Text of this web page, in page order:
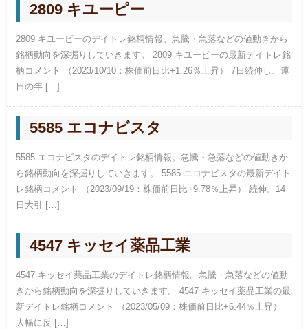
2809 キユーピー
2809 キユーピーのデイトレ銘柄情報。急騰・急落などの値動きから
銘柄動向を深掘りしていきます。 2809 キユーピーの最新デイトレ銘
柄コメント （2023/10/10：株価前日比+1.26％上昇） 7日続伸し、連
日の年 […]
5585 エコナビスタ
5585 エコナビスタのデイトレ銘柄情報。急騰・急落などの値動きか
ら銘柄動向を深掘りしていきます。 5585 エコナビスタの最新デイト
レ銘柄コメント （2023/09/19：株価前日比+9.78％上昇） 続伸。14
日大引 […]
4547 キッセイ薬品工業
4547 キッセイ薬品工業のデイトレ銘柄情報。急騰・急落などの値動
きから銘柄動向を深掘りしていきます。 4547 キッセイ薬品工業の最
新デイトレ銘柄コメント （2023/05/09：株価前日比+6.44％上昇）
大幅に反 […]